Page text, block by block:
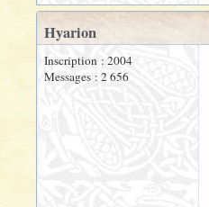
Hyarion
Inscription : 2004
Messages : 2 656